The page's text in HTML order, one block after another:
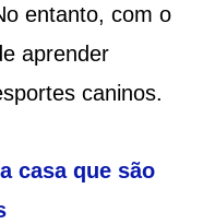
entanto, com o
aprender
caninos.
casa que são